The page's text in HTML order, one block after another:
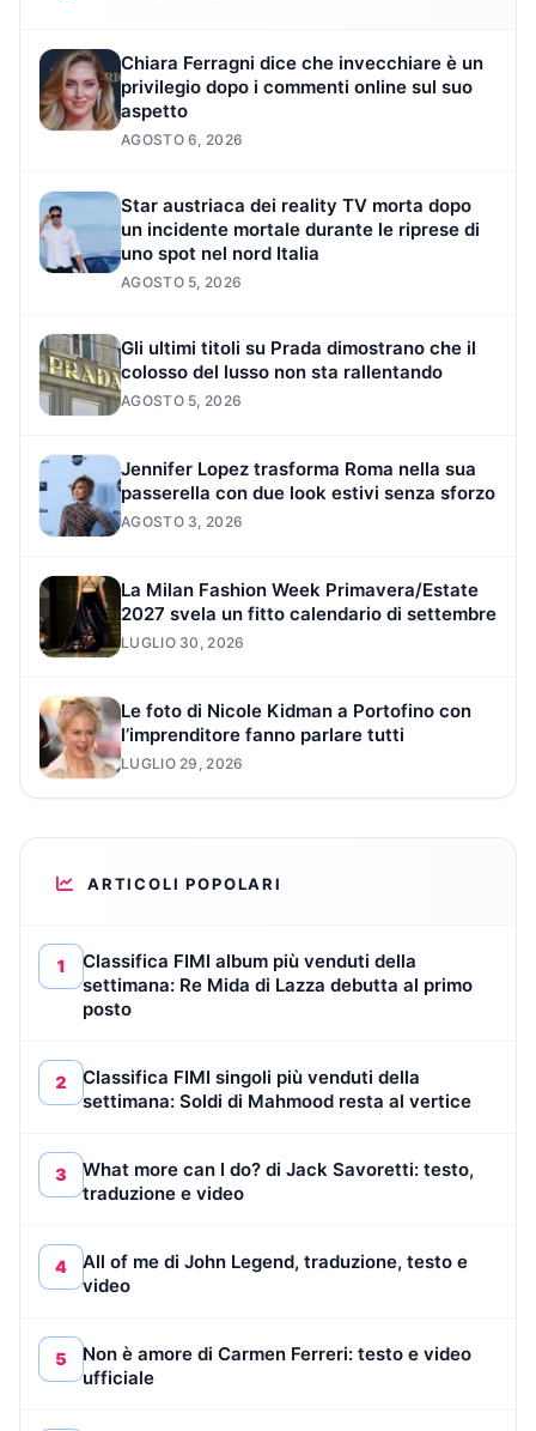
Chiara Ferragni dice che invecchiare è un
privilegio dopo i commenti online sul suo
aspetto
AGOSTO 6, 2026
Star austriaca dei reality TV morta dopo
un incidente mortale durante le riprese di
uno spot nel nord Italia
AGOSTO 5, 2026
Gli ultimi titoli su Prada dimostrano che il
colosso del lusso non sta rallentando
AGOSTO 5, 2026
Jennifer Lopez trasforma Roma nella sua
passerella con due look estivi senza sforzo
AGOSTO 3, 2026
La Milan Fashion Week Primavera/Estate
2027 svela un fitto calendario di settembre
LUGLIO 30, 2026
Le foto di Nicole Kidman a Portofino con
l’imprenditore fanno parlare tutti
LUGLIO 29, 2026
ARTICOLI POPOLARI
1
Classifica FIMI album più venduti della
settimana: Re Mida di Lazza debutta al primo
posto
2
Classifica FIMI singoli più venduti della
settimana: Soldi di Mahmood resta al vertice
3
What more can I do? di Jack Savoretti: testo,
traduzione e video
4
All of me di John Legend, traduzione, testo e
video
5
Non è amore di Carmen Ferreri: testo e video
ufficiale